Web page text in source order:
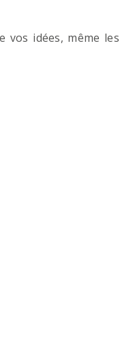
idées, même